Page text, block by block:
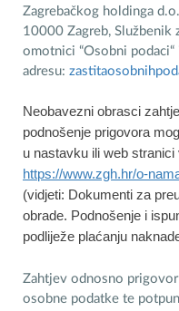
Zagrebačkog holdinga
10000 Zagreb, Službenik
omotnici “Osobni
adresu:
Neobavezni obrasci
podnošenje prigovora
u nastavku ili web stranici
https://www.zgh.hr/o-
(vidjeti: Dokumenti za
obrade. Podnošenje i
podliježe plaćanju
Zahtjev odnosno
osobne podatke te